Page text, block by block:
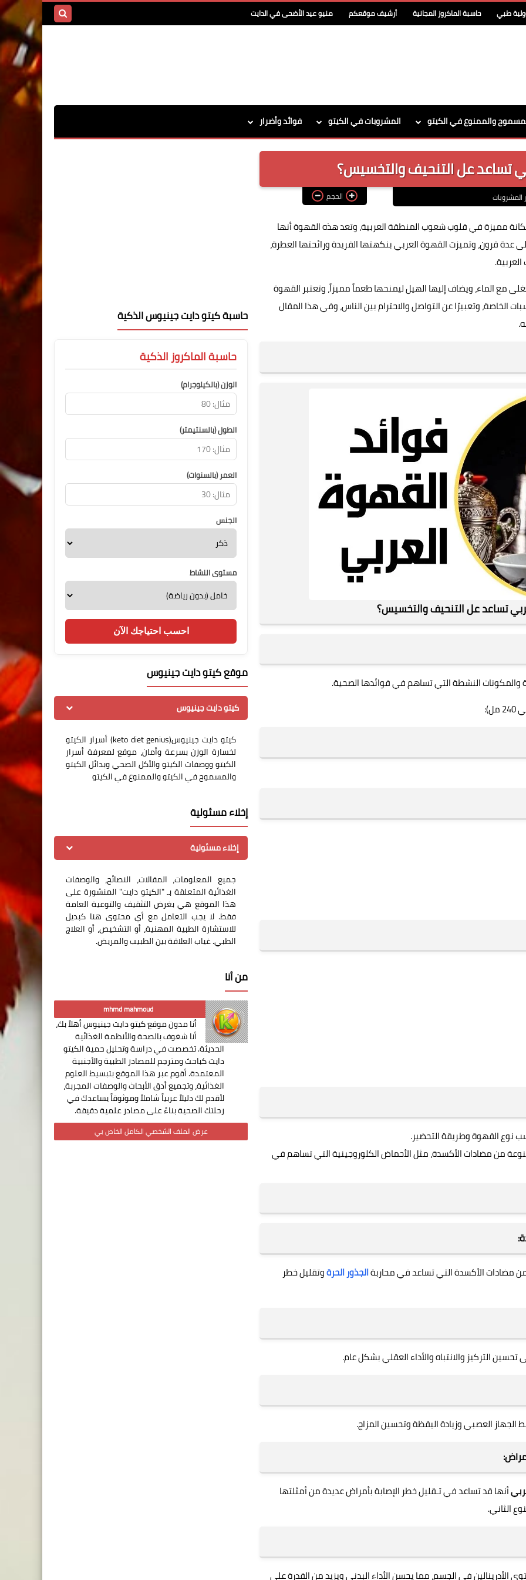
طبي حاسبة الماكروز المجانية أرشيف موقعكم منيو عيد الأضحى في الدايت
بحث هذه
الإلكترونية
والممنوع في الكيتو المشروبات في الكيتو فوائد وأضرار
تساعد عل التنحيف والتخسيس؟
المشروبات الحجم
مميزة في قلوب شعوب المنطقة العربية، وتعد هذه القهوة أنها
قرون، وتميزت القهوة العربي بنكهتها الفريدة ورائحتها العطرة،
مع الماء، ويضاف إليها الهيل ليمنحها طعماً مميزاً، وتعتبر القهوة
الخاصة، وتعبيرًا عن التواصل والاحترام بين الناس، وفي هذا المقال
تساعد عل التنحيف والتخسيس؟
النشطة التي تساهم في فوائدها الصحية.
من مضادات الأكسدة، مثل الأحماض الكلوروجينية التي تساهم في
مضادات الأكسدة التي تساعد في محاربةالجذور الحرةوتقليل خطر
التركيز والانتباه والأداء العقلي بشكل عام.
العصبي وزيادة اليقظة وتحسين المزاج.
أنها قد تساعد في تـقليل خطر الإصابة بأمراض عديدة من أمثلتها
الثاني.
الأدرينالين في الجسم، مما يحسن الأداء البدني ويزيد من القدرة على
حاسبة كيتو دايت جينيوس الذكية
حاسبة الماكروز الذكية
الوزن (بالكيلوجرام)
الطول (بالسنتيمتر)
العمر (بالسنوات)
الجنس
مستوى النشاط
احسب احتياجك الآن
موقع كيتو دايت جينيوس
كيتو دايت جينيوس
كيتو دايت جينيوس(keto diet genius) أسرار الكيتو
لخسارة الوزن بسرعة وأمان، موقع لمعرفة أسرار
الكيتو ووصفات الكيتو والأكل الصحي وبدائل الكيتو
والمسموح في الكيتو والممنوع في الكيتو
إخلاء مسئولية
إخلاء مسئولية
جميع المعلومات، المقالات، النصائح، والوصفات
الغذائية المتعلقة بـ "الكيتو دايت" المنشورة على
هذا الموقع هي بغرض التثقيف والتوعية العامة
فقط. لا يجب التعامل مع أي محتوى هنا كبديل
للاستشارة الطبية المهنية، أو التشخيص، أو العلاج
الطبي. غياب العلاقة بين الطبيب والمريض.
من أنا
mhmd mahmoud
أنا مدون موقع كيتو دايت جينيوس أهلاً بك،
أنا شغوف بالصحة والأنظمة الغذائية
الحديثة. تخصصت في دراسة وتحليل حمية الكيتو
دايت كباحث ومترجم للمصادر الطبية والأجنبية
المعتمدة. أقوم عبر هذا الموقع بتبسيط العلوم
الغذائية، وتجميع أدق الأبحاث والوصفات المجربة،
لأقدم لك دليلاً عربياً شاملاً وموثوقاً يساعدك في
رحلتك الصحية بناءً على مصادر علمية دقيقة.
عرض الملف الشخصي الكامل الخاص بي